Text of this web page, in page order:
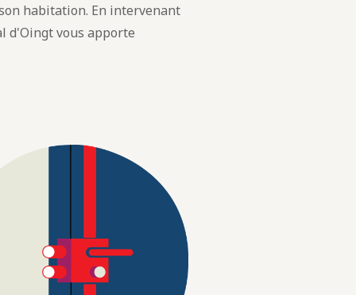
habitation. En intervenant
d'Oingt vous apporte